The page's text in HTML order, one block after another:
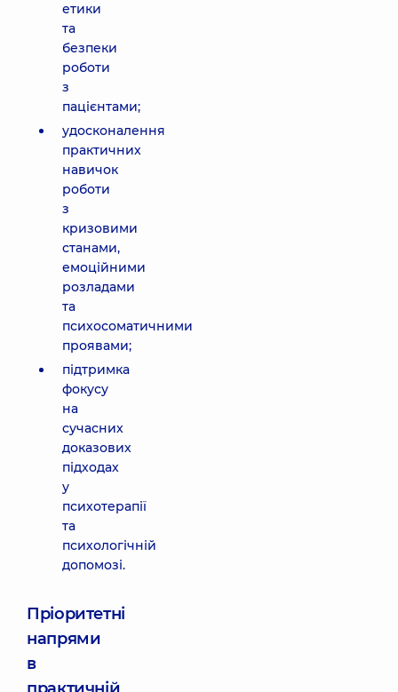
етики
та
безпеки
роботи
з
пацієнтами;
удосконалення
практичних
навичок
роботи
з
кризовими
станами,
емоційними
розладами
та
психосоматичними
проявами;
підтримка
фокусу
на
сучасних
доказових
підходах
у
психотерапії
та
психологічній
допомозі.
Пріоритетні
напрями
в